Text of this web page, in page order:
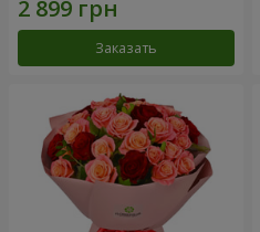
Заказать